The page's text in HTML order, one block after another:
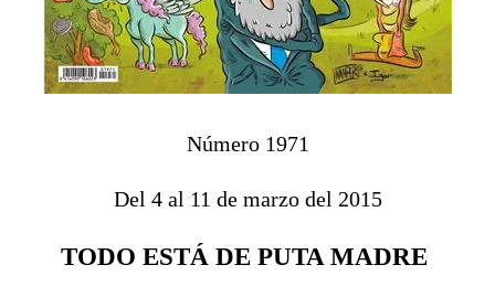
Número 1971
Del 4 al 11 de marzo del 2015
TODO ESTÁ DE PUTA MADRE